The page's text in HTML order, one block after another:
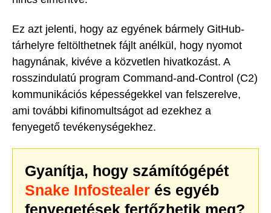
Ez azt jelenti, hogy az egyének bármely GitHub-
tárhelyre feltölthetnek fájlt anélkül, hogy nyomot
hagynának, kivéve a közvetlen hivatkozást. A
rosszindulatú program Command-and-Control (C2)
kommunikációs képességekkel van felszerelve,
ami további kifinomultságot ad ezekhez a
fenyegető tevékenységekhez.
Gyanítja, hogy számítógépét
Snake Infostealer és egyéb
fenyegetések fertőzhetik meg?